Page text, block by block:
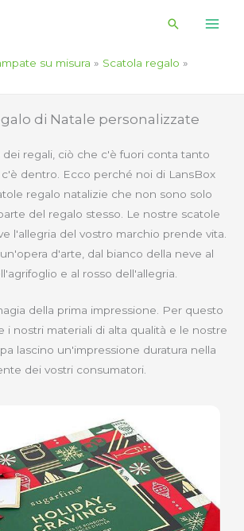
Cerca
su misura
Scatola regalo
di Natale personalizzate
dei regali, ciò che c'è fuori conta tanto
dentro. Ecco perché noi di LansBox
regalo natalizie che non sono solo
del regalo stesso. Le nostre scatole
l'allegria del vostro marchio prende vita.
d'arte, dal bianco della neve al
e al rosso dell'allegria.
della prima impressione. Per questo
i nostri materiali di alta qualità e le nostre
lascino un'impressione duratura nella
dei vostri consumatori.